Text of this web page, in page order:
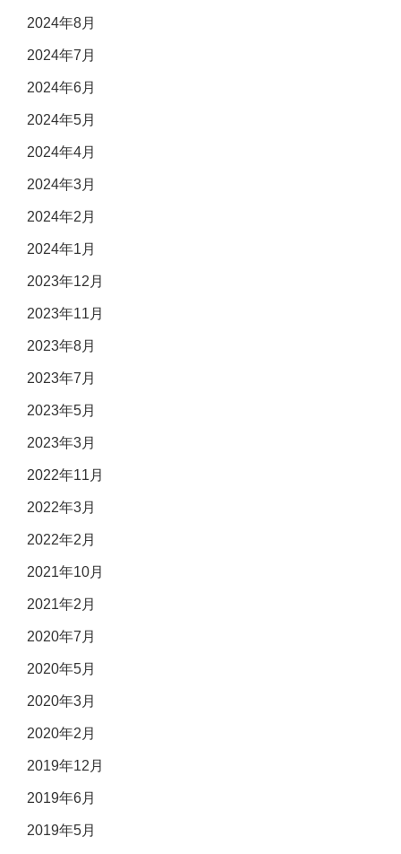
2024年8月
2024年7月
2024年6月
2024年5月
2024年4月
2024年3月
2024年2月
2024年1月
2023年12月
2023年11月
2023年8月
2023年7月
2023年5月
2023年3月
2022年11月
2022年3月
2022年2月
2021年10月
2021年2月
2020年7月
2020年5月
2020年3月
2020年2月
2019年12月
2019年6月
2019年5月